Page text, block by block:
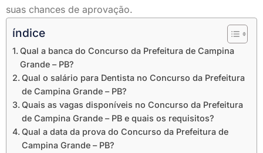
suas chances de aprovação.
índice
Qual a banca do Concurso da Prefeitura de Campina
Grande – PB?
Qual o salário para Dentista no Concurso da Prefeitura
de Campina Grande – PB?
Quais as vagas disponíveis no Concurso da Prefeitura
de Campina Grande – PB e quais os requisitos?
Qual a data da prova do Concurso da Prefeitura de
Campina Grande – PB?